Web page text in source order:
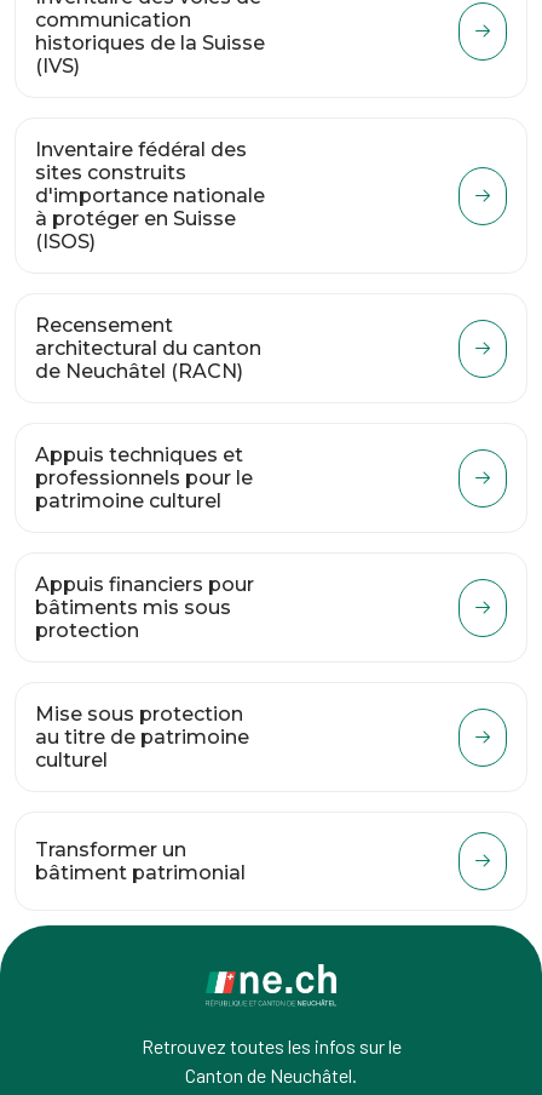
communication
historiques de la Suisse
(IVS)
Inventaire fédéral des
sites construits
d'importance nationale
à protéger en Suisse
(ISOS)
Recensement
architectural du canton
de Neuchâtel (RACN)
Appuis techniques et
professionnels pour le
patrimoine culturel
Appuis financiers pour
bâtiments mis sous
protection
Mise sous protection
au titre de patrimoine
culturel
Transformer un
bâtiment patrimonial
Retrouvez toutes les infos sur le
Canton de Neuchâtel.